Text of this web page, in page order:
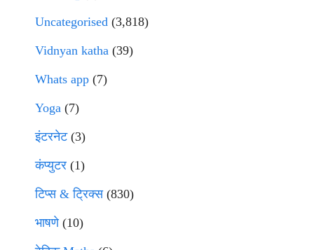
Uncategorised (3,818)
Vidnyan katha (39)
Whats app (7)
Yoga (7)
इंटरनेट(3)
कंप्युटर (1)
टिप्स & ट्रिक्स(830)
भाषणे(10)